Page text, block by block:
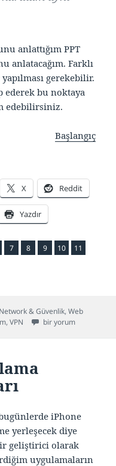
anlattığım PPT
anlatacağım. Farklı
gerekebilir.
ederek bu noktaya
edebilirsiniz.
Başlangıç
X Reddit
Yazdır
,
Sayfa
7 ,
Sayfa
8 ,
Sayfa
9 ,
Sayfa
10 ,
Sayfa
11
Kategoriler
Network & Güvenlik,Web
,VPN iOS cihazlarda
bir yorum
iPhone
yerleşecek diye
geliştirici olarak
uygulamaların